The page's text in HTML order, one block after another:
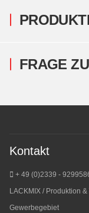
FRAGE
Kontakt
+ 49 (0)2339 -
LACKMIX / Produktion &
Gewerbegebiet